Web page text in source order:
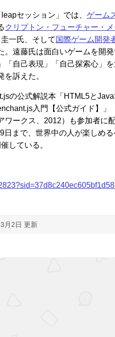
セッション」では、 ゲーム
クリプトン・フューチャー・
一氏、そして 国際ゲーム開発
。遠藤氏は面白いゲームを開
「自己表現」「自己探索心」
を訴えた。
の公式解説本「HTML5と
入門【公式ガイド】」
ワークス、2012）も参加者に
日まで、世界中の人が楽しめ
している。
月2日 更新